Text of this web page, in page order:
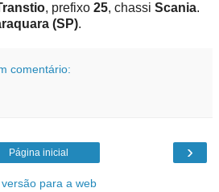
, prefixo 25, chassi Scania.
(SP).
comentário:
›
Página inicial
versão para a web